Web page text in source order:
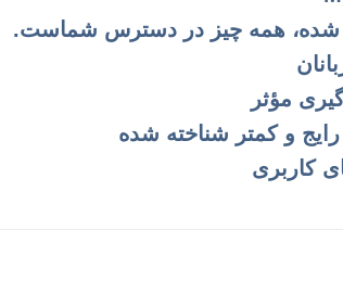
شده، همه چیز در دسترس شماست.
مؤثر
و کمتر شناخته شده
کاربری